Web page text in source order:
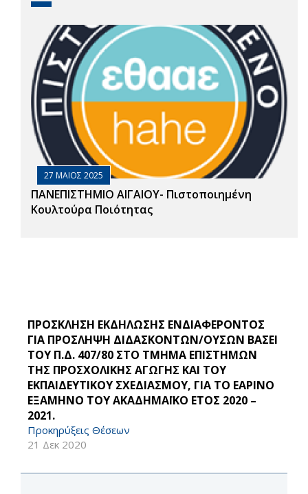
27 ΜΑΙΟΣ 2025
ΠΑΝΕΠΙΣΤΗΜΙΟ ΑΙΓΑΙΟΥ- Πιστοποιημένη
Κουλτούρα Ποιότητας
ΠΡΟΣΚΛΗΣΗ ΕΚΔΗΛΩΣΗΣ ΕΝΔΙΑΦΕΡΟΝΤΟΣ
ΓΙΑ ΠΡΟΣΛΗΨΗ ΔΙΔΑΣΚΟΝΤΩΝ/ΟΥΣΩΝ ΒΑΣΕΙ
ΤΟΥ Π.Δ. 407/80 ΣΤΟ ΤΜΗΜΑ ΕΠΙΣΤΗΜΩΝ
ΤΗΣ ΠΡΟΣΧΟΛΙΚΗΣ ΑΓΩΓΗΣ ΚΑΙ ΤΟΥ
ΕΚΠΑΙΔΕΥΤΙΚΟΥ ΣΧΕΔΙΑΣΜΟΥ, ΓΙΑ ΤΟ ΕΑΡΙΝΟ
ΕΞΑΜΗΝΟ ΤΟΥ ΑΚΑΔΗΜΑΪΚΟ ΕΤΟΣ 2020 –
2021.
Προκηρύξεις Θέσεων
21 Δεκ 2020